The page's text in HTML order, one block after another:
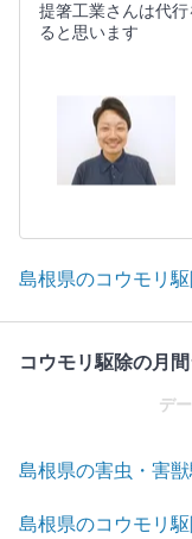
提箸工業さんは代
ると思います
島根県のコウモリ
コウモリ駆除の月
デ
島根県の害虫・害
島根県のコウモリ